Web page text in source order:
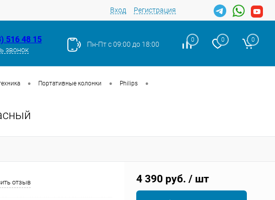
Вход Регистрация
516 48 15
звонок
Пн-Пт с 09:00 до 18:00
0 0 0
• Портативные колонки • Philips •
отзыв 4 390 руб. / шт